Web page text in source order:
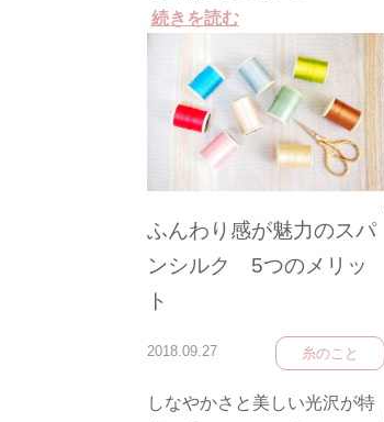
続きを読む
ふんわり感が魅力のスパ
ンシルク 5つのメリッ
ト
2018.09.27 糸のこと
しなやかさと美しい光沢が特